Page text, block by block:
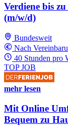
Verdiene bis
(m/w/d)
Bundesweit
Nach
40 Stunden pro
TOP JOB
mehr lesen
Mit Online
Bequem zu